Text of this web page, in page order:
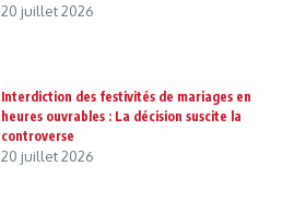
20 juillet 2026
Interdiction des festivités de mariages en
heures ouvrables : La décision suscite la
controverse
20 juillet 2026